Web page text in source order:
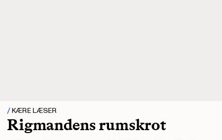
KÆRE LÆSER
Rigmandens rumskrot